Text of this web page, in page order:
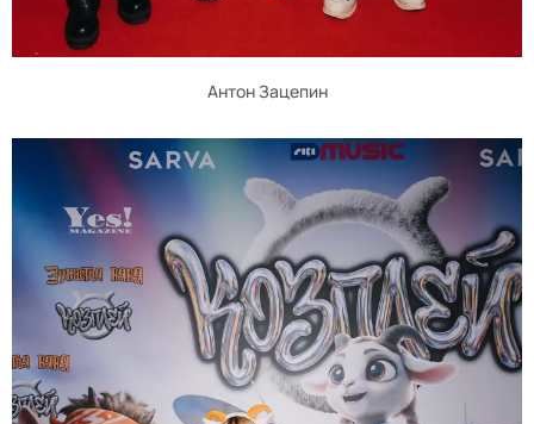
Антон Зацепин